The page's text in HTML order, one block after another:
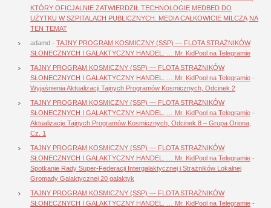
KTÓRY OFICJALNIE ZATWIERDZIŁ TECHNOLOGIĘ MEDBED DO
UŻYTKU W SZPITALACH PUBLICZNYCH. MEDIA CAŁKOWICIE MILCZĄ NA
TEN TEMAT
adamd - TAJNY PROGRAM KOSMICZNY (SSP) — FLOTA STRAŻNIKÓW
SŁONECZNYCH I GALAKTYCZNY HANDEL. … Mr. KidPool na Telegramie
TAJNY PROGRAM KOSMICZNY (SSP) — FLOTA STRAŻNIKÓW
SŁONECZNYCH I GALAKTYCZNY HANDEL. … Mr. KidPool na Telegramie -
Wyjaśnienia Aktualizacji Tajnych Programów Kosmicznych, Odcinek 2
TAJNY PROGRAM KOSMICZNY (SSP) — FLOTA STRAŻNIKÓW
SŁONECZNYCH I GALAKTYCZNY HANDEL. … Mr. KidPool na Telegramie -
Aktualizacje Tajnych Programów Kosmicznych, Odcinek 8 – Grupa Oriona,
Cz. 1
TAJNY PROGRAM KOSMICZNY (SSP) — FLOTA STRAŻNIKÓW
SŁONECZNYCH I GALAKTYCZNY HANDEL. … Mr. KidPool na Telegramie -
Spotkanie Rady Super-Federacji Intergalaktycznej i Strażników Lokalnej
Gromady Galaktycznej 20 galaktyk
TAJNY PROGRAM KOSMICZNY (SSP) — FLOTA STRAŻNIKÓW
SŁONECZNYCH I GALAKTYCZNY HANDEL. … Mr. KidPool na Telegramie -